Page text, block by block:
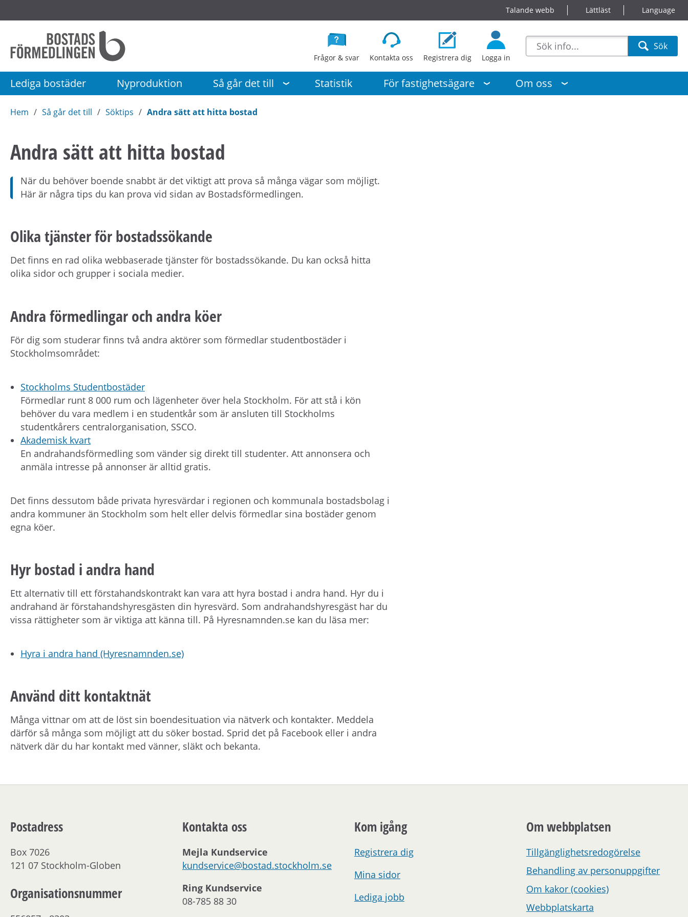
å
n
l
Talande webb Lättläst Language
Startsida
Bostadsförmedlingen
Stockholm
AB
Frågor & svar Kontakta oss Registrera dig Logga in
sökförslag Sök
Sök
Lediga bostäder Nyproduktion Så går det till Statistik För fastighetsägare Om oss
Hem Så går det till Söktips Andra sätt att hitta bostad
Andra sätt att hitta bostad
När du behöver boende snabbt är det viktigt att prova så många vägar som möjligt.
Här är några tips du kan prova vid sidan av Bostadsförmedlingen.
Olika tjänster för bostadssökande
Det finns en rad olika webbaserade tjänster för bostadssökande. Du kan också hitta
olika sidor och grupper i sociala medier.
Andra förmedlingar och andra köer
För dig som studerar finns två andra aktörer som förmedlar studentbostäder i
Stockholmsområdet:
Stockholms Studentbostäder
Förmedlar runt 8 000 rum och lägenheter över hela Stockholm. För att stå i kön
behöver du vara medlem i en studentkår som är ansluten till Stockholms
studentkårers centralorganisation, SSCO.
Akademisk kvart
En andrahandsförmedling som vänder sig direkt till studenter. Att annonsera och
anmäla intresse på annonser är alltid gratis.
Det finns dessutom både privata hyresvärdar i regionen och kommunala bostadsbolag i
andra kommuner än Stockholm som helt eller delvis förmedlar sina bostäder genom
egna köer.
Hyr bostad i andra hand
Ett alternativ till ett förstahandskontrakt kan vara att hyra bostad i andra hand. Hyr du i
andrahand är förstahandshyresgästen din hyresvärd. Som andrahandshyresgäst har du
vissa rättigheter som är viktiga att känna till. På Hyresnamnden.se kan du läsa mer:
Hyra i andra hand (Hyresnamnden.se)
Använd ditt kontaktnät
Många vittnar om att de löst sin boendesituation via nätverk och kontakter. Meddela
därför så många som möjligt att du söker bostad. Sprid det på Facebook eller i andra
nätverk där du har kontakt med vänner, släkt och bekanta.
Postadress
Box 7026
121 07 Stockholm-Globen
Organisationsnummer
Kontakta oss
Mejla Kundservice
kundservice@bostad.stockholm.se
Ring Kundservice
08-785 88 30
Kom igång
Registrera dig
Mina sidor
Lediga jobb
Om webbplatsen
Tillgänglighetsredogörelse
Behandling av personuppgifter
Om kakor (cookies)
Webbplatskarta